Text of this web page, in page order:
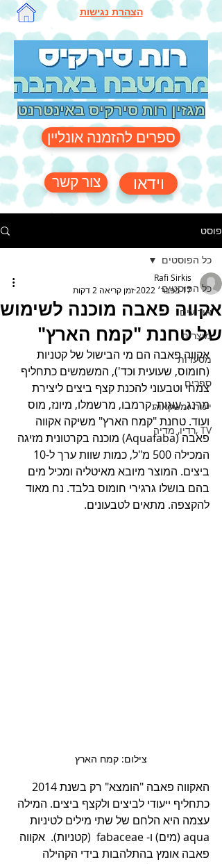
הצהרת נגישות
מגזין רות סירקיס באינטרנט
ספרים להזמנה אונליין
צור קשר וידאו
פוסט
כל הפוסטים
אירועים
מוצרים
מסעדות
ספרים
יינות ומשקאות
TV ,רדיו, מדיה
כל הפוסטים
אקווה פאבה מוכנה לשימוש
של טחנת "קמח הארץ"
Rafi Sirkis
17 בפבר׳ 2022
זמן קריאה 2 דקות
אקווה פאבה הם מי הבישול של קטניות
(חומוס, שעועית וכד'), המשמשים כתחליף
צמחי וטבעוני להכנת קצף ביצים ליצירת
מרנג, עוגות, קרמבו, מרשמלו, מיונז, מוס
ועוד. טחנת "קמח הארץ" משיקה אקווה
פאבה (Aquafaba) מוכנה בקרטונית מזיגה
ביצים. המוצר מיובא מאיטליה ומכיל מים
בהם בושלו גרגירי חומוס בלבד. נח מאוד
להקצפה. מתאים לטבעונים.
צילום: קמח הארץ
כתחליף ייעודי לביצים ולקצף ביצים. המילה
עצמה היא הלחם של שתי מילים לטיניות
aqua (מים) ו- fabaceae  (קטניות).  אקווה
פאבה אומץ בהתלהבות בידי הקהילה